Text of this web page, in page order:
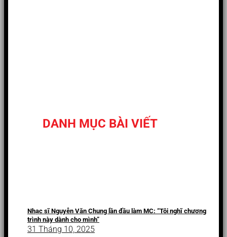
DANH MỤC BÀI VIẾT
Nhạc sĩ Nguyễn Văn Chung lần đầu làm MC: “Tôi nghĩ chương
trình này dành cho mình”
31 Tháng 10, 2025